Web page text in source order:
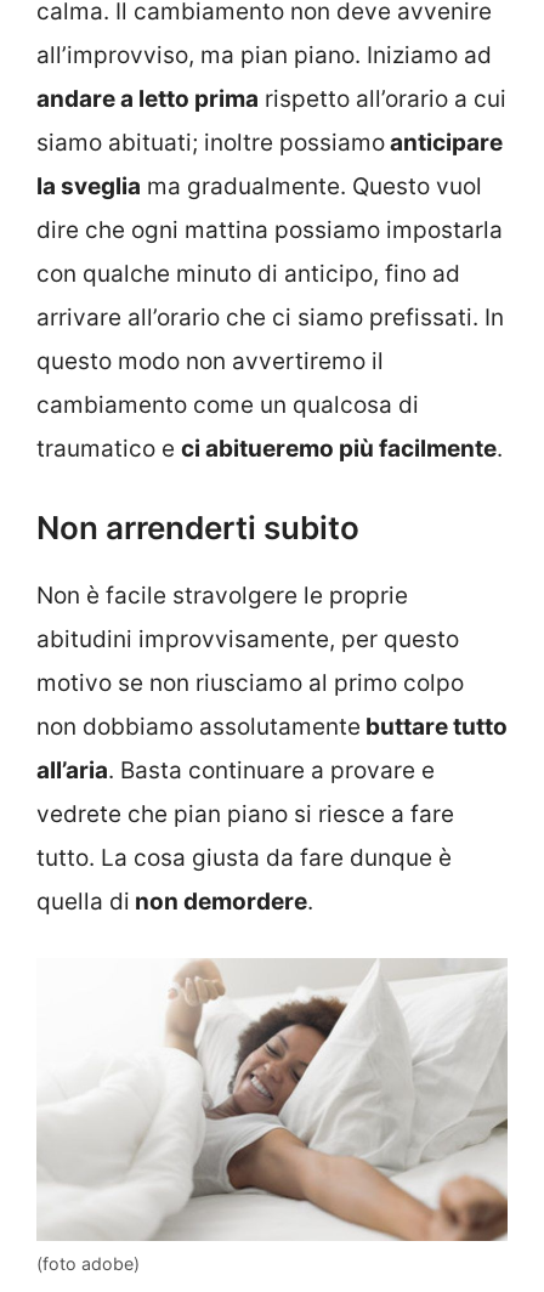
calma. Il cambiamento non deve avvenire
all’improvviso, ma pian piano. Iniziamo ad
andare a letto prima rispetto all’orario a cui
siamo abituati; inoltre possiamoanticipare
la sveglia ma gradualmente. Questo vuol
dire che ogni mattina possiamo impostarla
con qualche minuto di anticipo, fino ad
arrivare all’orario che ci siamo prefissati. In
questo modo non avvertiremo il
cambiamento come un qualcosa di
traumatico e ci abitueremo più facilmente.
Non arrenderti subito
Non è facile stravolgere le proprie
abitudini improvvisamente, per questo
motivo se non riusciamo al primo colpo
non dobbiamo assolutamente buttare tutto
all’aria. Basta continuare a provare e
vedrete che pian piano si riesce a fare
tutto. La cosa giusta da fare dunque è
quella di non demordere.
(foto adobe)